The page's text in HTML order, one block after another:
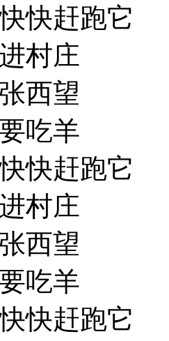
快赶跑它
村庄
西望
吃羊
快赶跑它
村庄
西望
吃羊
快赶跑它